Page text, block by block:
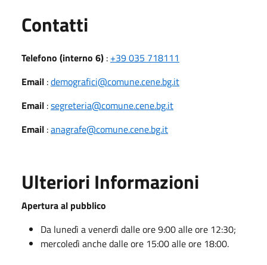
Contatti
Telefono (interno 6) : +39 035 718111
Email :demografici@comune.cene.bg.it
Email :segreteria@comune.cene.bg.it
Email :anagrafe@comune.cene.bg.it
Ulteriori Informazioni
Apertura al pubblico
Da lunedì a venerdì dalle ore 9:00 alle ore 12:30;
mercoledì anche dalle ore 15:00 alle ore 18:00.